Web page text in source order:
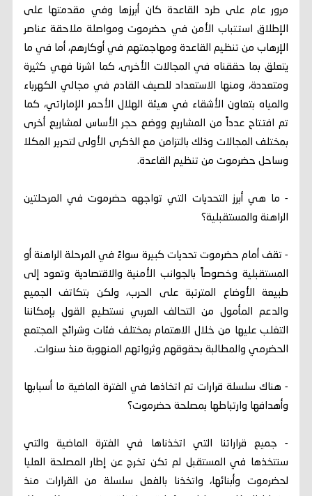
مرور عام على طرد القاعدة كان أبرزها وفي مقدمتها على
الإطلاق استتباب الأمن في حضرموت ومواصلة ملاحقة عناصر
الإرهاب من تنظيم القاعدة ومهاجمتهم في أوكارهم، أما في ما
يتعلق بما حققناه في المجالات الأخرى، كما اشرنا فهي كثيرة
ومتعددة، ومنها الاستعداد للصيف القادم في مجالي الكهرباء
والمياه بتعاون الأشقاء في هيئة الهلال الأحمر الإماراتي، كما
تم افتتاح عدداً من المشاريع ووضع حجر الأساس لمشاريع أخرى
بمختلف المجالات وذلك بالتزامن مع الذكرى الأولى لتحرير المكلا
وساحل حضرموت من تنظيم القاعدة.
- ما هي أبرز التحديات التي تواجهه حضرموت في المرحلتين
الراهنة والمستقبلية؟
- تقف أمام حضرموت تحديات كبيرة سواءً في المرحلة الراهنة أو
المستقبلية وخصوصاً بالجوانب الأمنية والاقتصادية وتعود إلى
طبيعة الأوضاع المترتبة على الحرب، ولكن بتكاتف الجميع
والدعم المأمول من التحالف العربي نستطيع القول بإمكاننا
التغلب عليها من خلال الاهتمام بمختلف فئات وشرائح المجتمع
الحضرمي والمطالبة بحقوقهم وثرواتهم المنهوبة منذ سنوات.
- هناك سلسلة قرارات تم اتخاذها في الفترة الماضية ما أسبابها
وأهدافها وارتباطها بمصلحة حضرموت؟
- جميع قراراتنا التي اتخذناها في الفترة الماضية والتي
سنتخذها في المستقبل لم تكن تخرج عن إطار المصلحة العليا
لحضرموت وأبنائها، واتخذنا بالفعل سلسلة من القرارات منذ